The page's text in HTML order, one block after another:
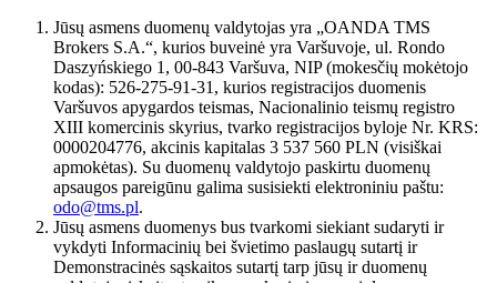
Jūsų asmens duomenų valdytojas yra „OANDA TMS
Brokers S.A.“, kurios buveinė yra Varšuvoje, ul. Rondo
Daszyńskiego 1, 00-843 Varšuva, NIP (mokesčių mokėtojo
kodas): 526-275-91-31, kurios registracijos duomenis
Varšuvos apygardos teismas, Nacionalinio teismų registro
XIII komercinis skyrius, tvarko registracijos byloje Nr. KRS:
0000204776, akcinis kapitalas 3 537 560 PLN (visiškai
apmokėtas). Su duomenų valdytojo paskirtu duomenų
apsaugos pareigūnu galima susisiekti elektroniniu paštu:
odo@tms.pl.
Jūsų asmens duomenys bus tvarkomi siekiant sudaryti ir
vykdyti Informacinių bei švietimo paslaugų sutartį ir
Demonstracinės sąskaitos sutartį tarp jūsų ir duomenų